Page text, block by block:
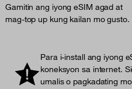
Gamitin ang iyong eSIM agad at
mag-top up kung kailan mo gusto.
Para i-install ang iyong
koneksyon sa internet.
umalis o pagkadating